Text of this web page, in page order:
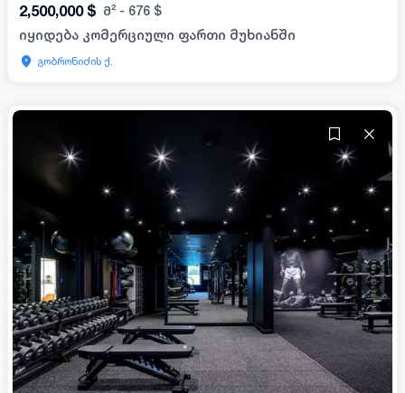
2,500,000 $ მ² - 676 $
იყიდება კომერციული ფართი მუხიანში
გობრონიძის ქ.